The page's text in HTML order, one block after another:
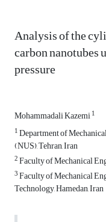
Analysis of the
carbon
pressure
Mohammadali Kazemi1
1Department of
(NUS), Tehran, Iran
2Faculty of Mechanical
3Faculty of Mechanical
Technology, Hamedan, Iran